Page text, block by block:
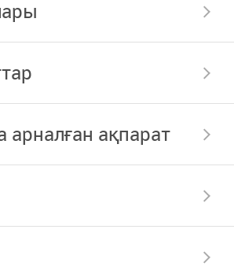
ақпарат